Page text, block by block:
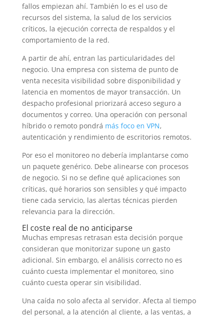
fallos empiezan ahí. También lo es el uso de
recursos del sistema, la salud de los servicios
críticos, la ejecución correcta de respaldos y el
comportamiento de la red.
A partir de ahí, entran las particularidades del
negocio. Una empresa con sistema de punto de
venta necesita visibilidad sobre disponibilidad y
latencia en momentos de mayor transacción. Un
despacho profesional priorizará acceso seguro a
documentos y correo. Una operación con personal
híbrido o remoto pondrá más foco en VPN,
autenticación y rendimiento de escritorios remotos.
Por eso el monitoreo no debería implantarse como
un paquete genérico. Debe alinearse con procesos
de negocio. Si no se define qué aplicaciones son
críticas, qué horarios son sensibles y qué impacto
tiene cada servicio, las alertas técnicas pierden
relevancia para la dirección.
El coste real de no anticiparse
Muchas empresas retrasan esta decisión porque
consideran que monitorizar supone un gasto
adicional. Sin embargo, el análisis correcto no es
cuánto cuesta implementar el monitoreo, sino
cuánto cuesta operar sin visibilidad.
Una caída no solo afecta al servidor. Afecta al tiempo
del personal, a la atención al cliente, a las ventas, a